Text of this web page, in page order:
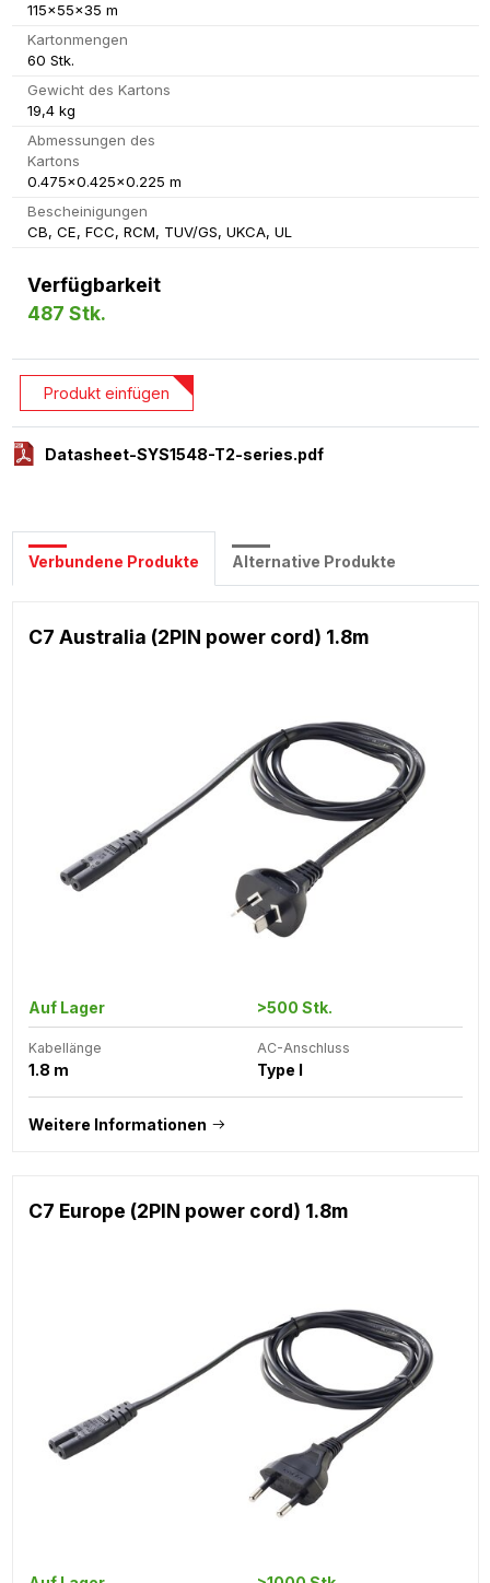
115x55x35 m
Kartonmengen
60 Stk.
Gewicht des Kartons
19,4 kg
Abmessungen des
Kartons
0.475x0.425x0.225 m
Bescheinigungen
CB, CE, FCC, RCM, TUV/GS, UKCA, UL
Verfügbarkeit
487 Stk.
Datasheet-SYS1548-T2-series.pdf
Produkt einfügen
Verbundene Produkte Alternative Produkte
C7 Australia (2PIN power cord) 1.8m
Auf Lager >500 Stk.
Kabellänge
1.8 m
AC-Anschluss
Type I
Weitere Informationen
C7 Europe (2PIN power cord) 1.8m